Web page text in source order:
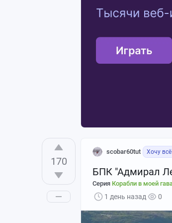
170
scobar60tut Хочу
БПК "Адмирал
Серия Корабли в моей
1 день назад 0